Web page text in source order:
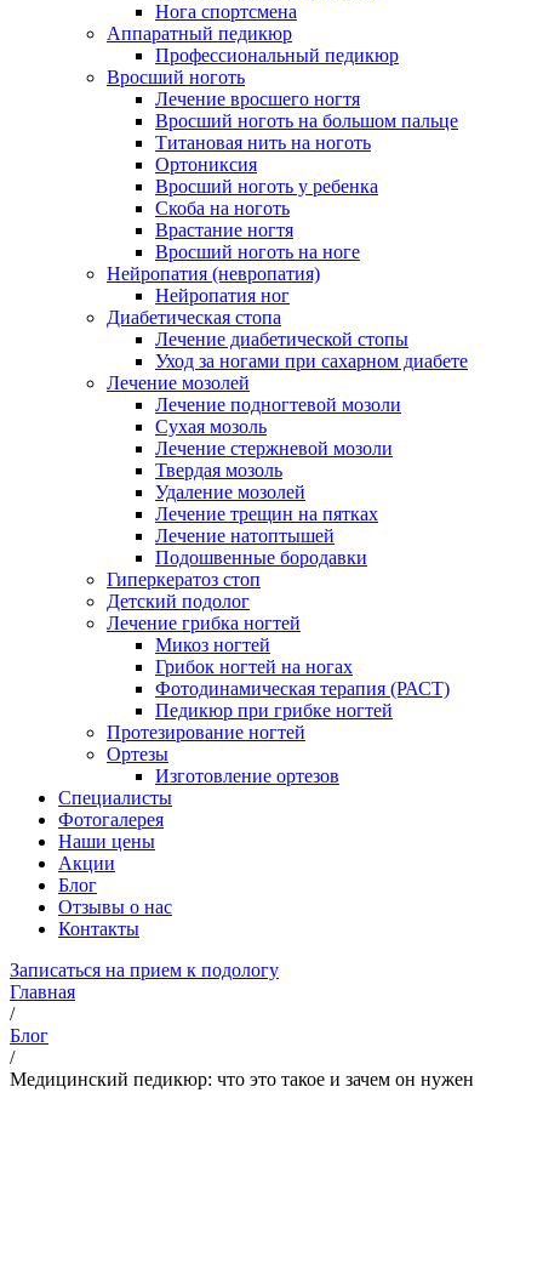
Нога спортсмена
Аппаратный педикюр
Профессиональный педикюр
Вросший ноготь
Лечение вросшего ногтя
Вросший ноготь на большом пальце
Титановая нить на ноготь
Ортониксия
Вросший ноготь у ребенка
Скоба на ноготь
Врастание ногтя
Вросший ноготь на ноге
Нейропатия (невропатия)
Нейропатия ног
Диабетическая стопа
Лечение диабетической стопы
Уход за ногами при сахарном диабете
Лечение мозолей
Лечение подногтевой мозоли
Сухая мозоль
Лечение стержневой мозоли
Твердая мозоль
Удаление мозолей
Лечение трещин на пятках
Лечение натоптышей
Подошвенные бородавки
Гиперкератоз стоп
Детский подолог
Лечение грибка ногтей
Микоз ногтей
Грибок ногтей на ногах
Фотодинамическая терапия (РАСТ)
Педикюр при грибке ногтей
Протезирование ногтей
Ортезы
Изготовление ортезов
Специалисты
Фотогалерея
Наши цены
Акции
Блог
Отзывы о нас
Контакты
Записаться на прием к подологу
Главная
/
Блог
/
Медицинский педикюр: что это такое и зачем он нужен